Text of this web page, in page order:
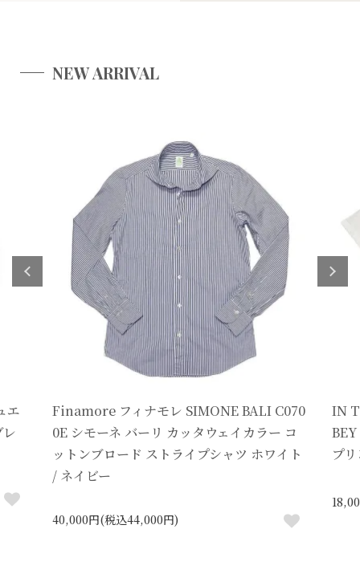
NEW ARRIVAL
エ
Finamore フィナモレ SIMONE BALI C070
0E シモーネ バーリ カッタウェイカラー コ
ットンブロード ストライプシャツ ホワイト
/ ネイビー
40,000円(税込44,000円)
IN
プ